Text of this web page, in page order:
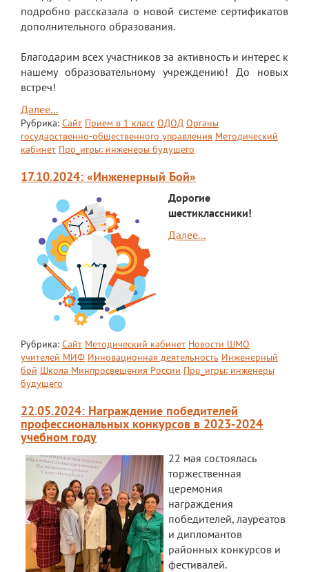
Дополнительные образовательные
Педагоги ОДОД
Театральная студия
ЮИД
Хор "Жаворонок"
Школьный спортивный клуб
Передвижная выставка "Мы помним!"
Медиацентр
Новости
Противодействие коррупции
Мероприятия "Антикоррупция"
Комиссия по противодействию
коррупции
фактах коррупции
Инновационная деятельность
Центр цифрового образования
"ИнфинITи"
О Центре
Новости
Направления и программы
подробно рассказала о новой системе сертификатов
дополнительного образования.
Благодарим всех участников за активность и интерес к
нашему образовательному учреждению! До новых
встреч!
Далее...
Рубрика: Сайт Прием в 1 класс ОДОД Органы
государственно-общественного управления Методический
кабинет Про_игры: инженеры будущего
17.10.2024: «Инженерный Бой»
Дорогие
шестиклассники!
Далее...
Рубрика: Сайт Методический кабинет Новости ШМО
учителей МИФ Инновационная деятельность Инженерный
бой Школа Минпросвещения России Про_игры: инженеры
будущего
22.05.2024: Награждение победителей
профессиональных конкурсов в 2023-2024
учебном году
22 мая состоялась
торжественная
церемония
награждения
победителей, лауреатов
и дипломантов
районных конкурсов и
фестивалей.